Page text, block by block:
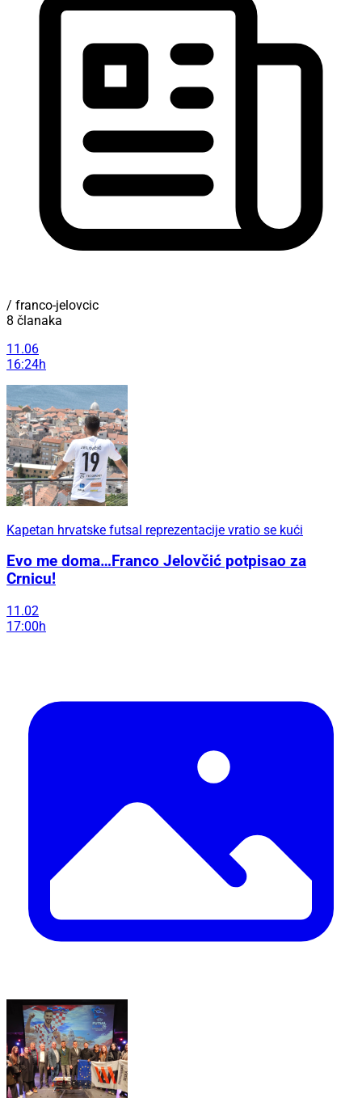
/ franco-jelovcic
8 članaka
11.06
16:24h
Kapetan hrvatske futsal reprezentacije vratio se kući
Evo me doma…Franco Jelovčić potpisao za
Crnicu!
11.02
17:00h